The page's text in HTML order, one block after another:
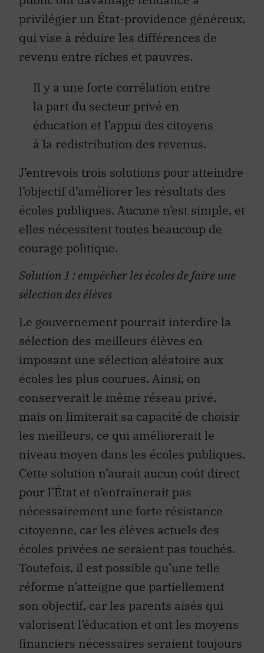
privilégier un État-providence généreux,
qui vise à réduire les différences de
revenu entre riches et pauvres.
Il y a une forte corrélation entre
la part du secteur privé en
éducation et l’appui des citoyens
à la redistribution des revenus.
J’entrevois trois solutions pour atteindre
l’objectif d’améliorer les résultats des
écoles publiques. Aucune n’est simple, et
elles nécessitent toutes beaucoup de
courage politique.
Solution 1 : empêcher les écoles de faire une
sélection des élèves
Le gouvernement pourrait interdire la
sélection des meilleurs élèves en
imposant une sélection aléatoire aux
écoles les plus courues. Ainsi, on
conserverait le même réseau privé,
mais on limiterait sa capacité de choisir
les meilleurs, ce qui améliorerait le
niveau moyen dans les écoles publiques.
Cette solution n’aurait aucun coût direct
pour l’État et n’entraînerait pas
nécessairement une forte résistance
citoyenne, car les élèves actuels des
écoles privées ne seraient pas touchés.
Toutefois, il est possible qu’une telle
réforme n’atteigne que partiellement
son objectif, car les parents aisés qui
valorisent l’éducation et ont les moyens
financiers nécessaires seraient toujours